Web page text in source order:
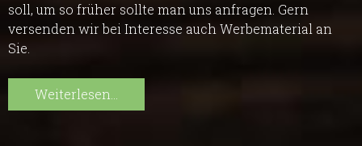
soll, um so früher sollte man uns anfragen. Gern
versenden wir bei Interesse auch Werbematerial an
Sie.
Weiterlesen...